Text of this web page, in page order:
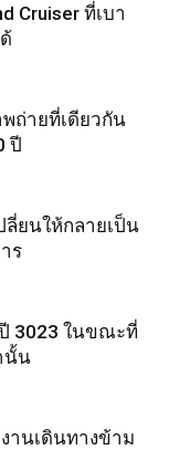
Cruiser ที่เบา
ถ่ายที่เดียวกัน
ปี
ยนให้กลายเป็น
ร
3023 ในขณะที่
นั้น
านเดินทางข้าม